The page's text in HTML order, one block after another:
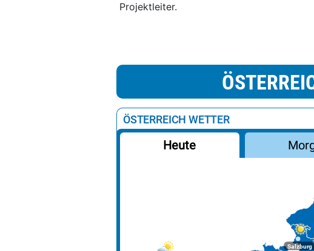
Projektleiter.
ÖSTERREICH WETTER
Heute
Salzburg